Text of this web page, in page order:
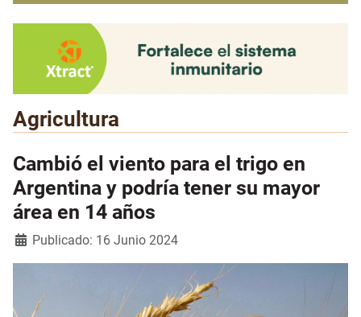
Agricultura
Cambió el viento para el trigo en
Argentina y podría tener su mayor
área en 14 años
Detalles
Publicado: 16 Junio 2024